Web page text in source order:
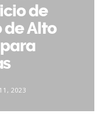
de
de Alto
2023